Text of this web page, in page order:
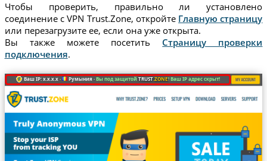
Чтобы проверить, правильно ли установлено
соединение с VPN Trust.Zone, откройте Главную страницу
или перезагрузите ее, если она уже открыта.
Вы также можете посетить Страницу проверки
подключения.
Ваш IP: x.x.x.x · Румыния ·Вы под защитойTRUST.ZONE! Ваш IP адрес скрыт!